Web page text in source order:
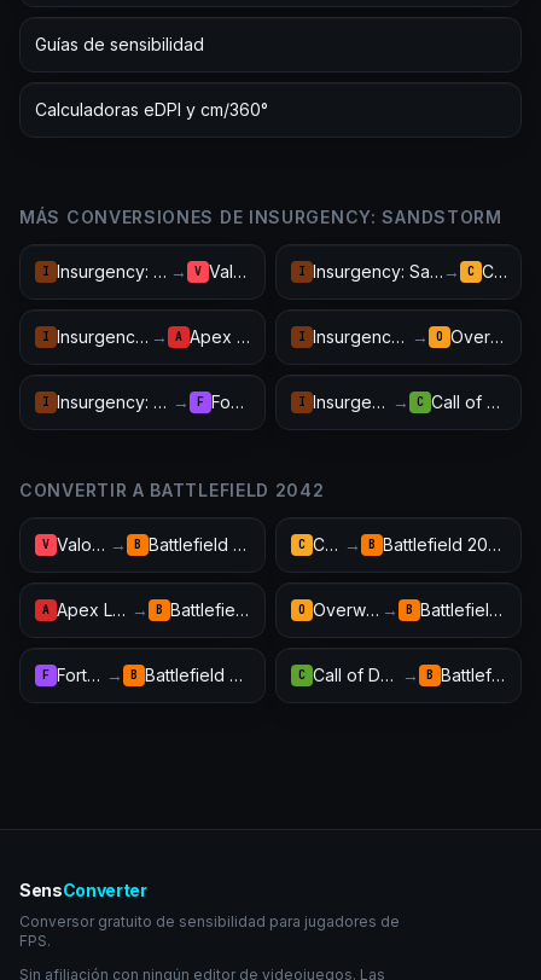
Guías de sensibilidad
Calculadoras eDPI y cm/360°
MÁS CONVERSIONES DE INSURGENCY: SANDSTORM
I Insurgency: Sandstorm → V Valorant I Insurgency: Sandstorm → C CS2
I Insurgency: Sandstorm → A Apex Legends I Insurgency: Sandstorm → O Overwatch 2
I Insurgency: Sandstorm → F Fortnite I Insurgency: Sandstorm → C Call of Duty: Warzone
CONVERTIR A BATTLEFIELD 2042
V Valorant → B Battlefield 2042 C CS2 → B Battlefield 2042
A Apex Legends → B Battlefield 2042 O Overwatch 2 → B Battlefield 2042
F Fortnite → B Battlefield 2042 C Call of Duty: Warzone → B Battlefield 2042
SensConverter
Conversor gratuito de sensibilidad para jugadores de
FPS.
Sin afiliación con ningún editor de videojuegos. Las